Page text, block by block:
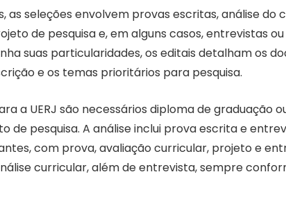
as seleções envolvem provas escritas, análise do
de pesquisa e, em alguns casos, entrevistas
suas particularidades, os editais detalham os
e os temas prioritários para pesquisa.
a UERJ são necessários diploma de graduação
de pesquisa. A análise inclui prova escrita e
com prova, avaliação curricular, projeto e
curricular, além de entrevista, sempre